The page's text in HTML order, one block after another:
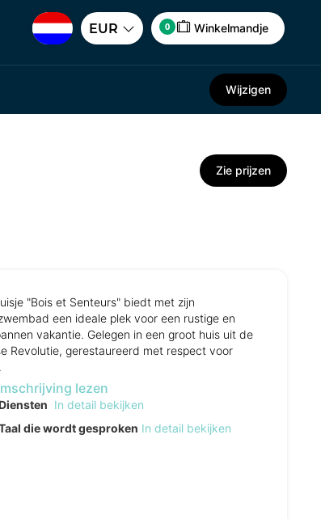
EUR 0 Winkelmandje
Wijzigen
Zie prijzen
"Bois et Senteurs" biedt met zijn
een ideale plek voor een rustige en
vakantie. Gelegen in een groot huis uit de
Revolutie, gerestaureerd met respect voor
lezen
In detail bekijken
die wordt gesproken In detail bekijken